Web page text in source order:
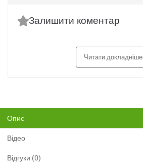
Залишити коментар
Читати докладніше
Опис
Відео
Відгуки (0)